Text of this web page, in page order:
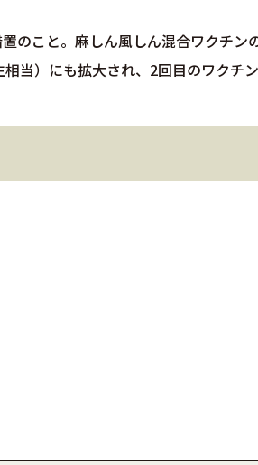
のこと。麻しん風しん混合ワクチン
当）にも拡大され、2回目のワクチン